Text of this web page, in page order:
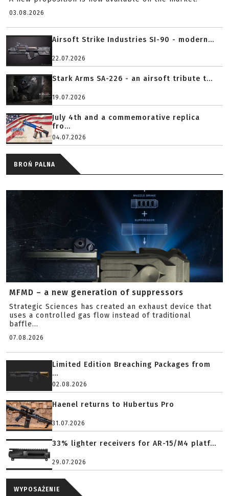
03.08.2026
Airsoft Strike Industries SI-90 - modern...
22.07.2026
Stark Arms SA-226 - an airsoft tribute t...
19.07.2026
July 4th and a commemorative replica
fro...
04.07.2026
BROŃ PALNA
MFMD – a new generation of suppressors
Strategic Sciences has created an exhaust device that
uses a controlled gas flow instead of traditional
baffle...
07.08.2026
Limited Edition Breaching Packages from
...
02.08.2026
Haenel returns to Hubertus Pro
31.07.2026
33% lighter receivers for AR-15/M4 platf...
29.07.2026
WYPOSAŻENIE